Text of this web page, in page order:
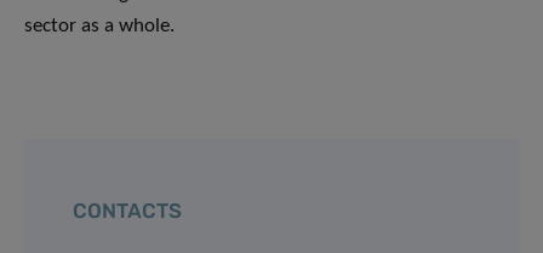
sector as a whole.
CONTACTS